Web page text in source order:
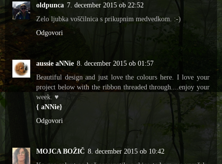
oldpunca 7. december 2015 ob 22:52
Zelo ljubka voščilnica s prikupnim medvedkom. :-)
Odgovori
aussie aNNie 8. december 2015 ob 01:57
Beautiful design and just love the colours here. I love your
project below with the ribbon threaded through....enjoy your
week. ♥
{ aNNie}
Odgovori
MOJCA BOŽIČ 8. december 2015 ob 10:42